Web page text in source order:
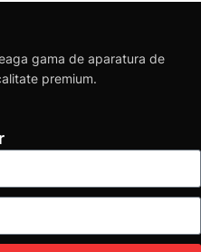
gama de aparatura de
premium.